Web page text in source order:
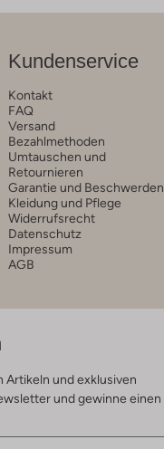
Kundenservice
Kontakt
FAQ
Versand
Bezahlmethoden
Umtauschen und
Retournieren
Garantie und Beschwerden
Kleidung und Pflege
Widerrufsrecht
Datenschutz
Impressum
AGB
Artikeln und exklusiven
und gewinne einen